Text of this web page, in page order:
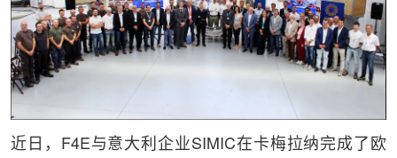
近日，F4E与意大利企业SIMIC在卡梅拉纳完成了欧